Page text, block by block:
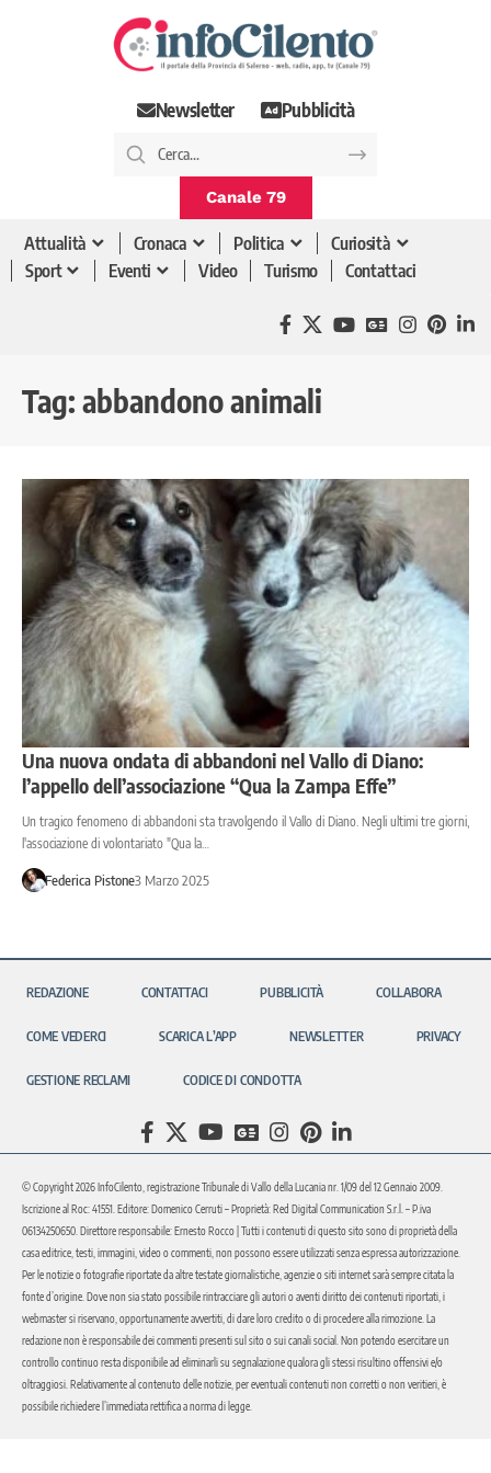
Newsletter Pubblicità
Canale 79
Attualità Cronaca Politica
Curiosità
Sport
Eventi Video Turismo Contattaci
Tag: abbandono animali
Una nuova ondata di abbandoni nel Vallo di Diano:
l’appello dell’associazione “Qua la Zampa Effe”
Un tragico fenomeno di abbandoni sta travolgendo il Vallo di Diano. Negli ultimi tre giorni,
l'associazione di volontariato "Qua la…
Federica Pistone3 Marzo 2025
REDAZIONE CONTATTACI PUBBLICITÀ COLLABORA
COME VEDERCI SCARICA L’APP NEWSLETTER PRIVACY
GESTIONE RECLAMI CODICE DI CONDOTTA
© Copyright 2026 InfoCilento, registrazione Tribunale di Vallo della Lucania nr. 1/09 del 12 Gennaio 2009.
Iscrizione al Roc: 41551. Editore: Domenico Cerruti – Proprietà: Red Digital Communication S.r.l. – P.iva
06134250650. Direttore responsabile: Ernesto Rocco | Tutti i contenuti di questo sito sono di proprietà della
casa editrice, testi, immagini, video o commenti, non possono essere utilizzati senza espressa autorizzazione.
Per le notizie o fotografie riportate da altre testate giornalistiche, agenzie o siti internet sarà sempre citata la
fonte d’origine. Dove non sia stato possibile rintracciare gli autori o aventi diritto dei contenuti riportati, i
webmaster si riservano, opportunamente avvertiti, di dare loro credito o di procedere alla rimozione. La
redazione non è responsabile dei commenti presenti sul sito o sui canali social. Non potendo esercitare un
controllo continuo resta disponibile ad eliminarli su segnalazione qualora gli stessi risultino offensivi e/o
oltraggiosi. Relativamente al contenuto delle notizie, per eventuali contenuti non corretti o non veritieri, è
possibile richiedere l’immediata rettifica a norma di legge.